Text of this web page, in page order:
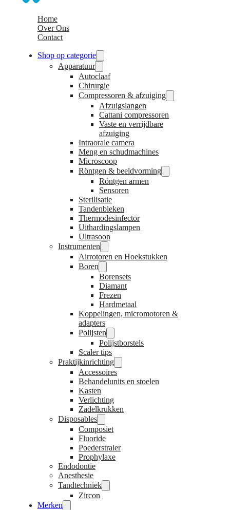
Home
Over Ons
Contact
Shop op categorie
Apparatuur
Autoclaaf
Chirurgie
Compressoren & afzuiging
Afzuigslangen
Cattani compressoren
Vaste en verrijdbare
afzuiging
Intraorale camera
Meng en schudmachines
Microscoop
Röntgen & beeldvorming
Röntgen armen
Sensoren
Sterilisatie
Tandenbleken
Thermodesinfector
Uithardingslampen
Ultrasoon
Instrumenten
Airrotoren en Hoekstukken
Boren
Borensets
Diamant
Frezen
Hardmetaal
Koppelingen, micromotoren &
adapters
Polijsten
Polijstborstels
Scaler tips
Praktijkinrichting
Accessoires
Behandelunits en stoelen
Kasten
Verlichting
Zadelkrukken
Disposables
Composiet
Fluoride
Poederstraler
Prophylaxe
Endodontie
Anesthesie
Tandtechniek
Zircon
Merken